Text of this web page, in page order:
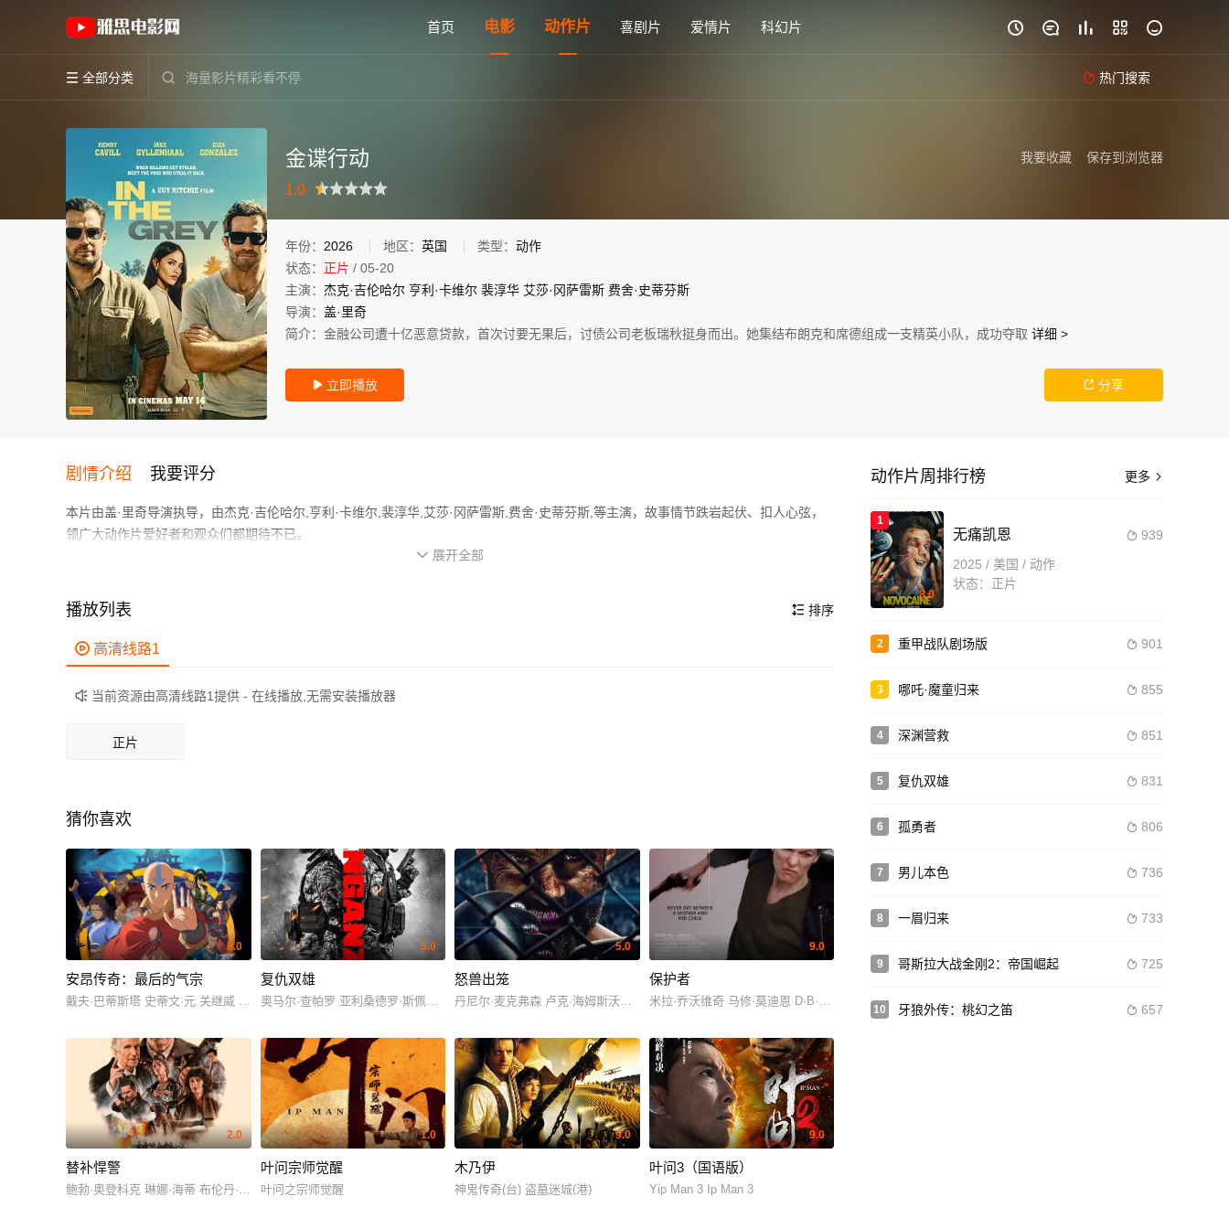
首页 电影 动作片 喜剧片 爱情片 科幻片     
 全部分类   热门搜索
《金谍行动》(2026)英国英语高清电影免费在线观看 - 雅思电影网
保存到浏览器
我要收藏
金谍行动
1.0
推荐力荐
年份： 2026 地区： 英国 类型： 动作
状态： 正片 / 05-20
主演： 杰克·吉伦哈尔 亨利·卡维尔 裴淳华 艾莎·冈萨雷斯 费舍·史蒂芬斯
导演： 盖·里奇
简介： 金融公司遭十亿恶意贷款，首次讨要无果后，讨债公司老板瑞秋挺身而出。她集结布朗克和席德组成一支精英小队，成功夺取 详细 >
 立即播放  分享
剧情介绍 我要评分
本片由盖·里奇导演执导，由杰克·吉伦哈尔,亨利·卡维尔,裴淳华,艾莎·冈萨雷斯,费舍·史蒂芬斯,等主演，故事情节跌岩起伏、扣人心弦，
领广大动作片爱好者和观众们都期待不已。
金融公司遭十亿恶意贷款，首次讨要无果后，讨债公司老板瑞秋挺身而出。她集结布朗克和席德组成一支精英小队，成功夺取硬盘数据，
了债款，金融公司却迟迟未将曼尼的资产归还，气急败坏的曼尼将瑞秋擒获试图进行要挟。精英小队是否能成功将瑞秋救出，而曼尼又将
受到怎样的恐怖惩罚呢？
作为一部 上映的动作电影，在当期同类题材影片中具有一定的看点，在演员表现和剧情架构上也都有不错的亮点，剧情紧凑，角色塑造
鲜明，适合喜欢动作类电影的观众观看。
 展开全部
 排序
播放列表
 高清线路1
 当前资源由高清线路1提供 - 在线播放,无需安装播放器
正片
猜你喜欢
8.0
安昂传奇：最后的气宗
戴夫·巴蒂斯塔 史蒂文·元 关继威 杰西卡·马滕 塔伊加·维迪提 迪·布莱德利·贝克 杰拉尔丁·维斯瓦纳坦 罗曼·萨拉戈萨 芙蕾达·平托 南允道 佩塔·萨金特 Dionne Quan
5.0
复仇双雄
奥马尔·查帕罗 亚利桑德罗·斯佩特泽尔 葆拉·努涅斯 娜塔莉亚·索利安 古斯塔沃·桑切斯·帕拉 路易斯·阿伯提
5.0
怒兽出笼
丹尼尔·麦克弗森 卢克·海姆斯沃斯 罗素·克劳 布伦·福斯特 莫让·阿里亚 马特·纳夫莱 凯莉·盖尔 内森·菲利普斯 Amy Shark 埃莉扎·德苏扎 CJ·布
9.0
保护者
米拉·乔沃维奇 马修·莫迪恩 D·B·斯威尼 唐·哈维 迈克尔·斯塔尔-大卫 滨村洋子 特夏斯·巴特尔 伊莎贝尔·迈
2.0
替补悍警
鲍勃·奥登科克 琳娜·海蒂 布伦丹·弗莱彻 亨利·温克勒 布莱恩·川上 莎莫·H·豪威尔 德里克·巴恩斯 杰西卡·麦克劳德 Dan De Jaeger Reena Jolly 劳伦·科克伦 大卫·劳伦斯·布朗 卡森·纳特拉斯 彼得·新田 辻将太 辛妮·比斯顿
1.0
叶问宗师觉醒
叶问之宗师觉醒
9.0
木乃伊
神鬼传奇(台) 盗墓迷城(港)
9.0
叶问3（国语版）
Yip Man 3 Ip Man 3
更多 
动作片周排行榜
1
8.0
 939
无痛凯恩
2025 / 美国 / 动作
状态：正片
2  901
重甲战队剧场版
3  855
哪吒·魔童归来
4  851
深渊营救
5  831
复仇双雄
6  806
孤勇者
7  736
男儿本色
8  733
一眉归来
9  725
哥斯拉大战金刚2：帝国崛起
10  657
牙狼外传：桃幻之笛